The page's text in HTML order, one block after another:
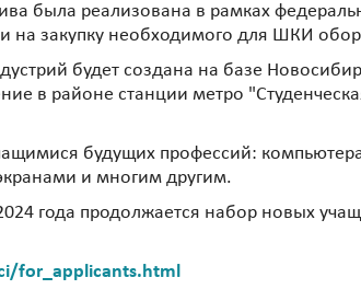
была реализована в рамках
на закупку необходимого для ШКИ
будет создана на базе
в районе станции метро
будущих профессий:
и многим другим.
года продолжается набор новых
for_applicants.html